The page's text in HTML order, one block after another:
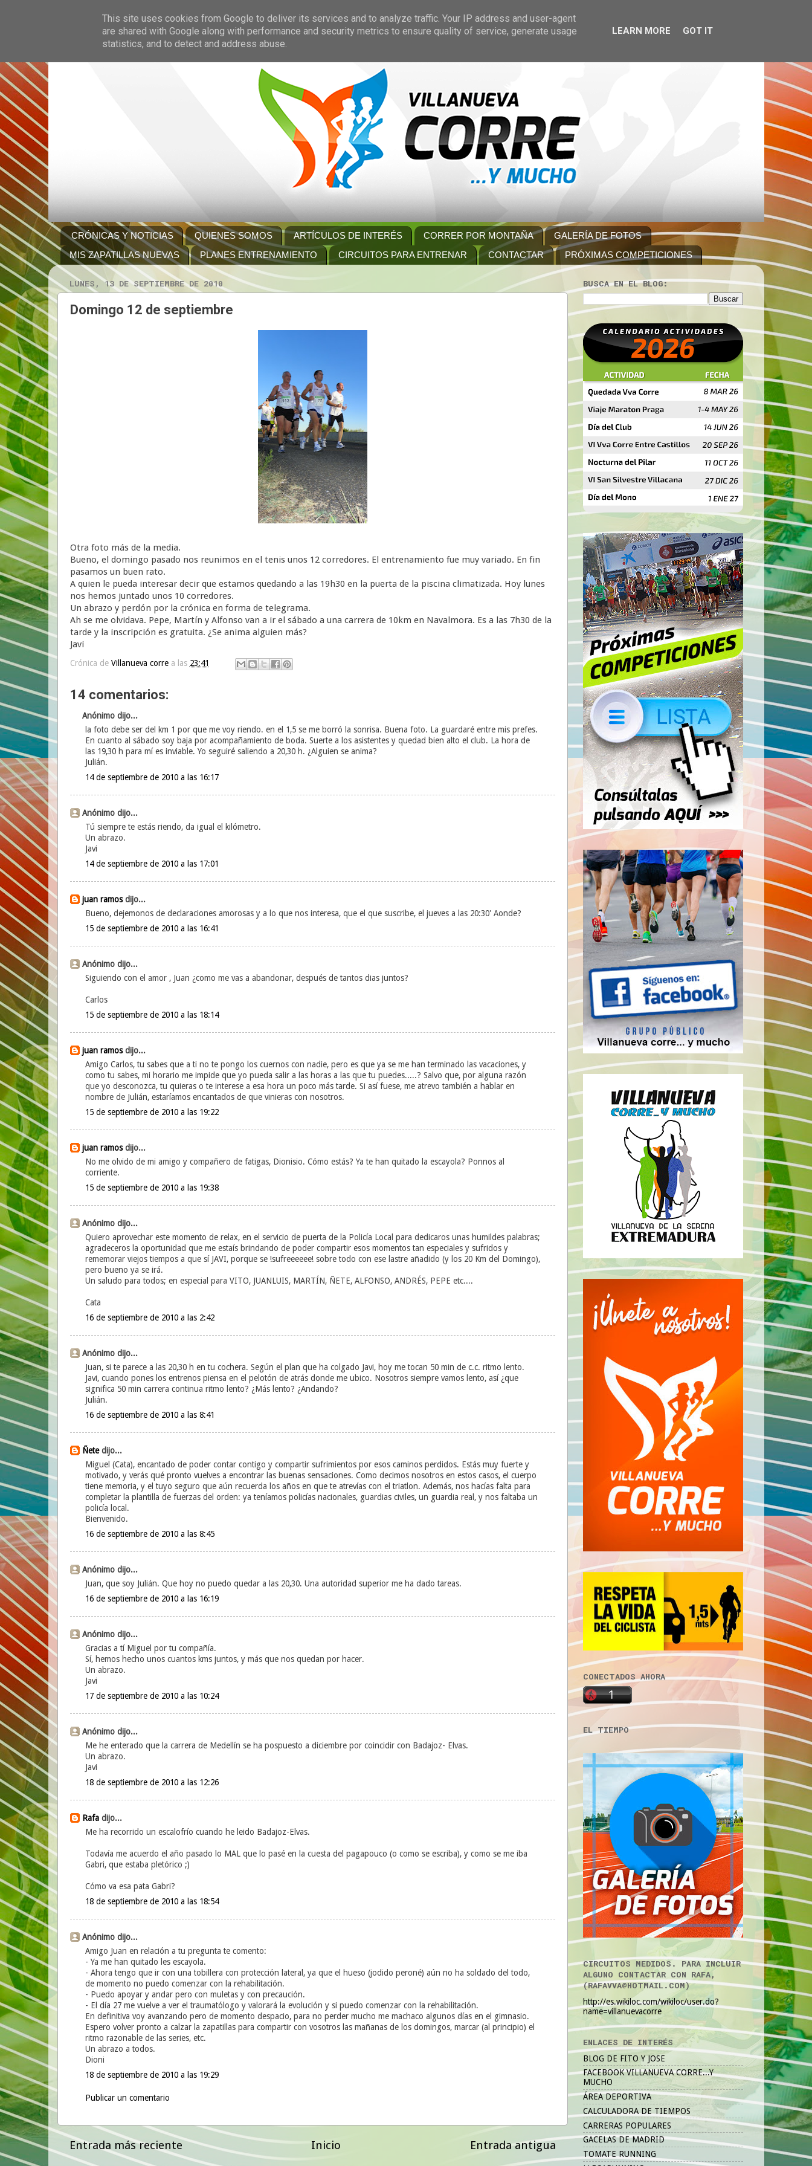
CRÓNICAS Y NOTICIAS QUIENES SOMOS ARTÍCULOS DE INTERÉS CORRER POR MONTAÑA
GALERÍA DE FOTOS
MIS ZAPATILLAS NUEVAS
PLANES ENTRENAMIENTO CIRCUITOS PARA ENTRENAR CONTACTAR PRÓXIMAS COMPETICIONES
LUNES, 13 DE SEPTIEMBRE DE 2010
Domingo 12 de septiembre
Otra foto más de la media.
Bueno, el domingo pasado nos reunimos en el tenis unos 12 corredores. El entrenamiento fue muy variado. En fin
pasamos un buen rato.
A quien le pueda interesar decir que estamos quedando a las 19h30 en la puerta de la piscina climatizada. Hoy lunes
nos hemos juntado unos 10 corredores.
Un abrazo y perdón por la crónica en forma de telegrama.
Ah se me olvidava. Pepe, Martín y Alfonso van a ir el sábado a una carrera de 10km en Navalmora. Es a las 7h30 de la
tarde y la inscripción es gratuita. ¿Se anima alguien más?
Javi
Crónica de Villanueva corre a las 23:41
14 comentarios:
Anónimo dijo...
la foto debe ser del km 1 por que me voy riendo. en el 1,5 se me borró la sonrisa. Buena foto. La guardaré entre mis prefes.
En cuanto al sábado soy baja por acompañamiento de boda. Suerte a los asistentes y quedad bien alto el club. La hora de
las 19,30 h para mí es inviable. Yo seguiré saliendo a 20,30 h. ¿Alguien se anima?
Julián.
14 de septiembre de 2010 a las 16:17
Anónimo dijo...
Tú siempre te estás riendo, da igual el kilómetro.
Un abrazo.
Javi
14 de septiembre de 2010 a las 17:01
juan ramosdijo...
Bueno, dejemonos de declaraciones amorosas y a lo que nos interesa, que el que suscribe, el jueves a las 20:30' Aonde?
15 de septiembre de 2010 a las 16:41
Anónimo dijo...
Siguiendo con el amor , Juan ¿como me vas a abandonar, después de tantos dias juntos?
Carlos
15 de septiembre de 2010 a las 18:14
juan ramosdijo...
Amigo Carlos, tu sabes que a ti no te pongo los cuernos con nadie, pero es que ya se me han terminado las vacaciones, y
como tu sabes, mi horario me impide que yo pueda salir a las horas a las que tu puedes.....? Salvo que, por alguna razón
que yo desconozca, tu quieras o te interese a esa hora un poco más tarde. Si así fuese, me atrevo también a hablar en
nombre de Julián, estaríamos encantados de que vinieras con nosotros.
15 de septiembre de 2010 a las 19:22
juan ramosdijo...
No me olvido de mi amigo y compañero de fatigas, Dionisio. Cómo estás? Ya te han quitado la escayola? Ponnos al
corriente.
15 de septiembre de 2010 a las 19:38
Anónimo dijo...
Quiero aprovechar este momento de relax, en el servicio de puerta de la Policía Local para dedicaros unas humildes palabras;
agradeceros la oportunidad que me estaís brindando de poder compartir esos momentos tan especiales y sufridos y
rememorar viejos tiempos a que sí JAVI, porque se !sufreeeeee! sobre todo con ese lastre añadido (y los 20 Km del Domingo),
pero bueno ya se irá.
Un saludo para todos; en especial para VITO, JUANLUIS, MARTÍN, ÑETE, ALFONSO, ANDRÉS, PEPE etc....
Cata
16 de septiembre de 2010 a las 2:42
Anónimo dijo...
Juan, si te parece a las 20,30 h en tu cochera. Según el plan que ha colgado Javi, hoy me tocan 50 min de c.c. ritmo lento.
Javi, cuando pones los entrenos piensa en el pelotón de atrás donde me ubico. Nosotros siempre vamos lento, así ¿que
significa 50 min carrera continua ritmo lento? ¿Más lento? ¿Andando?
Julián.
16 de septiembre de 2010 a las 8:41
Ñetedijo...
Miguel (Cata), encantado de poder contar contigo y compartir sufrimientos por esos caminos perdidos. Estás muy fuerte y
motivado, y verás qué pronto vuelves a encontrar las buenas sensaciones. Como decimos nosotros en estos casos, el cuerpo
tiene memoria, y el tuyo seguro que aún recuerda los años en que te atrevías con el triatlon. Además, nos hacías falta para
completar la plantilla de fuerzas del orden: ya teníamos policías nacionales, guardias civiles, un guardia real, y nos faltaba un
policía local.
Bienvenido.
16 de septiembre de 2010 a las 8:45
Anónimo dijo...
Juan, que soy Julián. Que hoy no puedo quedar a las 20,30. Una autoridad superior me ha dado tareas.
16 de septiembre de 2010 a las 16:19
Anónimo dijo...
Gracias a tí Miguel por tu compañía.
Sí, hemos hecho unos cuantos kms juntos, y más que nos quedan por hacer.
Un abrazo.
Javi
17 de septiembre de 2010 a las 10:24
Anónimo dijo...
Me he enterado que la carrera de Medellín se ha pospuesto a diciembre por coincidir con Badajoz- Elvas.
Un abrazo.
Javi
18 de septiembre de 2010 a las 12:26
Rafadijo...
Me ha recorrido un escalofrío cuando he leido Badajoz-Elvas.
Todavía me acuerdo el año pasado lo MAL que lo pasé en la cuesta del pagapouco (o como se escriba), y como se me iba
Gabri, que estaba pletórico ;)
Cómo va esa pata Gabri?
18 de septiembre de 2010 a las 18:54
Anónimo dijo...
Amigo Juan en relación a tu pregunta te comento:
- Ya me han quitado les escayola.
- Ahora tengo que ir con una tobillera con protección lateral, ya que el hueso (jodido peroné) aún no ha soldado del todo,
de momento no puedo comenzar con la rehabilitación.
- Puedo apoyar y andar pero con muletas y con precaución.
- El día 27 me vuelve a ver el traumatólogo y valorará la evolución y si puedo comenzar con la rehabilitación.
En definitiva voy avanzando pero de momento despacio, para no perder mucho me machaco algunos días en el gimnasio.
Espero volver pronto a calzar la zapatillas para compartir con vosotros las mañanas de los domingos, marcar (al principio) el
ritmo razonable de las series, etc.
Un abrazo a todos.
Dioni
18 de septiembre de 2010 a las 19:29
Publicar un comentario
Entrada más reciente Entrada antigua
Inicio
BUSCA EN EL BLOG:
CONECTADOS AHORA
EL TIEMPO
CIRCUITOS MEDIDOS. PARA INCLUIR
ALGUNO CONTACTAR CON RAFA,
(RAFAVVA@HOTMAIL.COM)
http://es.wikiloc.com/wikiloc/user.do?
name=villanuevacorre
ENLACES DE INTERÉS
BLOG DE FITO Y JOSE
FACEBOOK VILLANUEVA CORRE...Y
MUCHO
ÁREA DEPORTIVA
CALCULADORA DE TIEMPOS
CARRERAS POPULARES
GACELAS DE MADRID
TOMATE RUNNING
This site uses cookies from Google to deliver its services and to analyze traffic. Your IP address and user-agent
are shared with Google along with performance and security metrics to ensure quality of service, generate usage
statistics, and to detect and address abuse.
LEARN MORE GOT IT